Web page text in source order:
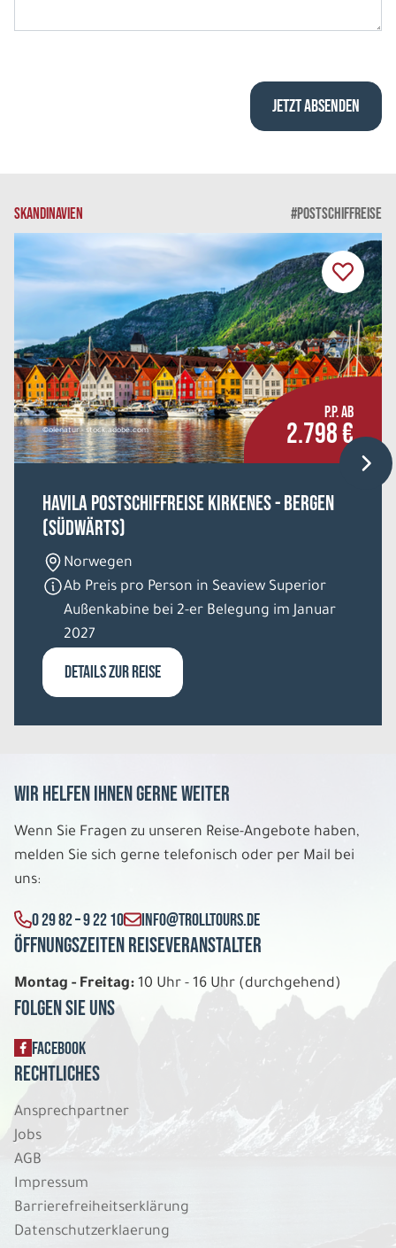
SKANDINAVIEN #POSTSCHIFFREISE
©olenatur - stock.adobe.com
P.P. AB
2.798 €
HAVILA Postschiffreise Kirkenes - Bergen
(südwärts)
Norwegen
Ab Preis pro Person in Seaview Superior
Außenkabine bei 2-er Belegung im Januar
2027
DETAILS ZUR REISE
Wir helfen Ihnen gerne weiter
Wenn Sie Fragen zu unseren Reise-Angebote haben,
melden Sie sich gerne telefonisch oder per Mail bei
uns:
0 29 82 – 9 22 10 INFO@TROLLTOURS.DE
Öffnungszeiten Reiseveranstalter
Montag - Freitag: 10 Uhr - 16 Uhr (durchgehend)
Folgen Sie uns
FACEBOOK
Rechtliches
Ansprechpartner
Jobs
AGB
Impressum
Barrierefreiheitserklärung
Datenschutzerklaerung